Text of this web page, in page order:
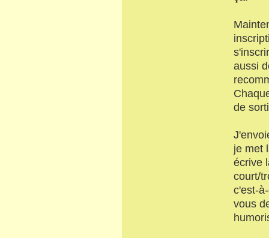
aussi
de
je met
écrive
court/
c'est-
vous